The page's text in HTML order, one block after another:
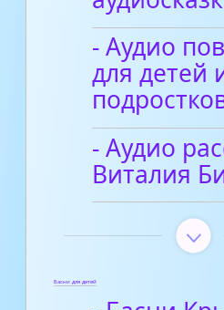
- Аудио
для детей
- Аудио
Виталия
Басни для детей